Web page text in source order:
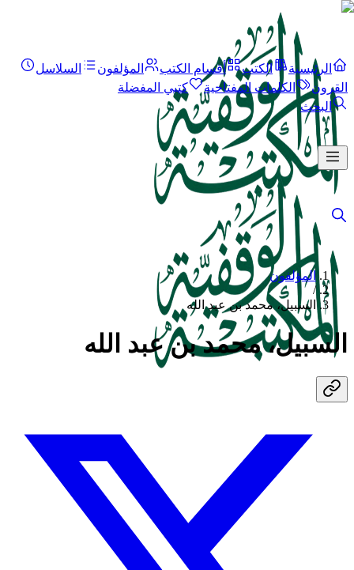
الرئيسية الكتب أقسام الكتب المؤلفون
السلاسل
القرون
الكلمات المفتاحية
كتبي المفضلة
البحث
المؤلفون
/
السبيل، محمد بن عبد الله
السبيل، محمد بن عبد الله